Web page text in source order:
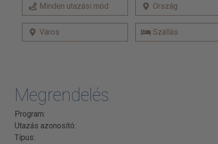
Megrendelés
Program:
Utazás azonosító:
Típus: